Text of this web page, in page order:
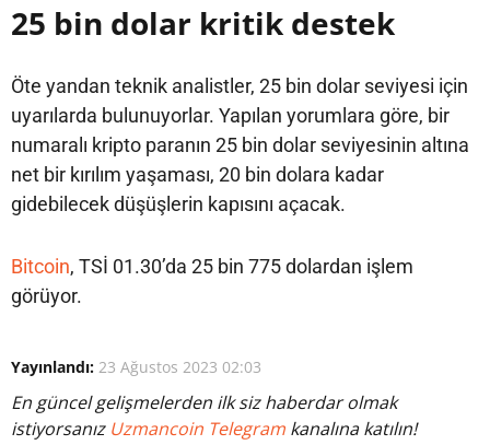
25 bin dolar kritik destek
Öte yandan teknik analistler, 25 bin dolar seviyesi için
uyarılarda bulunuyorlar. Yapılan yorumlara göre, bir
numaralı kripto paranın 25 bin dolar seviyesinin altına
net bir kırılım yaşaması, 20 bin dolara kadar
gidebilecek düşüşlerin kapısını açacak.
Bitcoin, TSİ 01.30’da 25 bin 775 dolardan işlem
görüyor.
Yayınlandı: 23 Ağustos 2023 02:03
En güncel gelişmelerden ilk siz haberdar olmak
istiyorsanız Uzmancoin Telegram kanalına katılın!